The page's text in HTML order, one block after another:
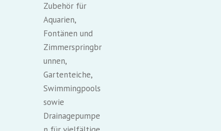
Zubehör für
Aquarien,
Fontänen und
Zimmerspringbr
unnen,
Gartenteiche,
Swimmingpools
sowie
Drainagepumpe